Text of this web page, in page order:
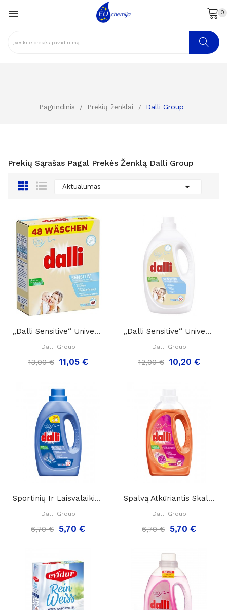
 0
Pagrindinis Prekių ženklai Dalli Group
Prekių Sąrašas Pagal Prekės Ženklą Dalli Group
Aktualumas 
„Dalli Sensitive“ Universalūs Skalbimo...
Dalli Group
13,00 € 11,05 €
„Dalli Sensitive“ Universalus Skalbimo Gelis,...
Dalli Group
12,00 € 10,20 €
Sportinių Ir Laisvalaikio Drabužių Skalbimo...
Dalli Group
6,70 € 5,70 €
Spalvą Atkūriantis Skalbimo Gelis „Dalli...
Dalli Group
6,70 € 5,70 €